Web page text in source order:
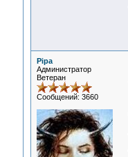
Pipa
Администратор
Ветеран
Сообщений: 3660